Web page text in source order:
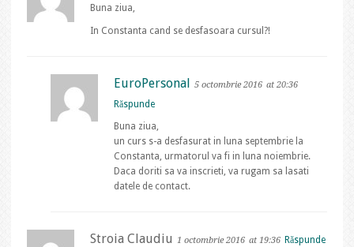
Buna ziua,
In Constanta cand se desfasoara cursul?!
EuroPersonal 5 octombrie 2016 at 20:36
Răspunde
Buna ziua,
un curs s-a desfasurat in luna septembrie la
Constanta, urmatorul va fi in luna noiembrie.
Daca doriti sa va inscrieti, va rugam sa lasati
datele de contact.
Stroia Claudiu 1 octombrie 2016 at 19:36 Răspunde